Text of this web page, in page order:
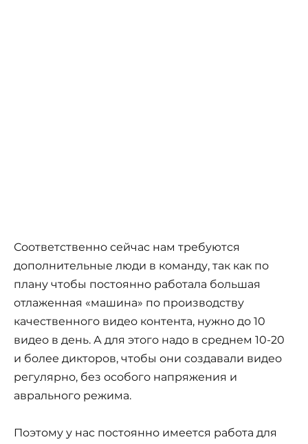
Соответственно сейчас нам требуются
дополнительные люди в команду, так как по
плану чтобы постоянно работала большая
отлаженная «машина» по производству
качественного видео контента, нужно до 10
видео в день. А для этого надо в среднем 10-20
и более дикторов, чтобы они создавали видео
регулярно, без особого напряжения и
аврального режима.
Поэтому у нас постоянно имеется работа для